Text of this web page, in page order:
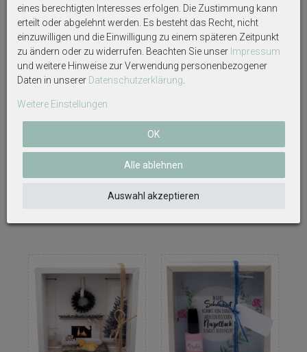
Geldgeschenk Verpackung
Weihnachten Eule Wald
Geldgeschenk Verpackung
Weihnachten Pakete Wald Fuchs
eines berechtigten Interesses erfolgen. Die Zustimmung kann
erteilt oder abgelehnt werden. Es besteht das Recht, nicht
einzuwilligen und die Einwilligung zu einem späteren Zeitpunkt
zu ändern oder zu widerrufen. Beachten Sie unser Impressum
und weitere Hinweise zur Verwendung personenbezogener
Daten in unserer Daten­schutz­erklärung
Weitere Einstellungen
OK
Alle ablehnen
Auswahl akzeptieren